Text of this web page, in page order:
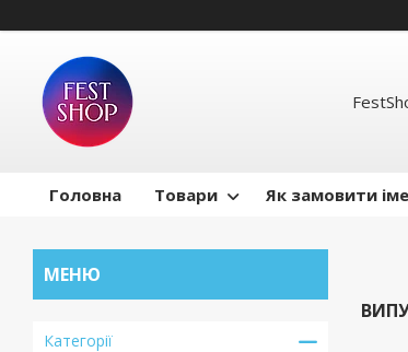
Головна Товари Як замовити
Категорії